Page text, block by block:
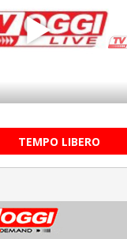
TEMPO LIBERO